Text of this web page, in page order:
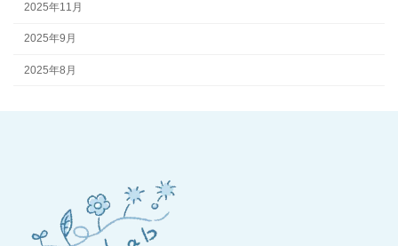
2025年11月
2025年9月
2025年8月